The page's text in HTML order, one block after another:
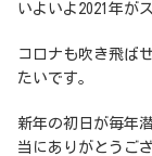
いよいよ2021年が
コロナも吹き飛ば
たいです。
新年の初日が毎年
当にありがとうご